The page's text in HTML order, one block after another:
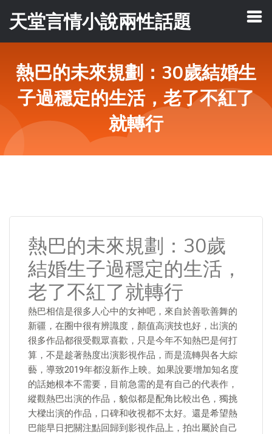
天堂言情小說兩性話題
熱巴的未來規劃：30歲結婚生
子過穩定的生活，老了不紅了
就轉行
熱巴的未來規劃：30歲
結婚生子過穩定的生活，
老了不紅了就轉行
熱巴相信是很多人心中的女神吧，來自於善歌善舞的
新疆，在圈中很有辨識度，顏值高演技也好，出演的
很多作品都很受觀眾喜歡，只是今年不知熱巴是何打
算，不是趁著熱度出演影視作品，而是流轉與各大綜
藝，導致2019年都沒新作上映。如果說要增加知名度
的話她根本不需要，目前急需的是有自己的代表作，
縱觀熱巴出演的作品，貌似都是配角比較出色，獨挑
大樑出演的作品，口碑和收視都不太好。還是希望熱
巴能早日把關注點回歸到影視作品上，拍出屬於自己